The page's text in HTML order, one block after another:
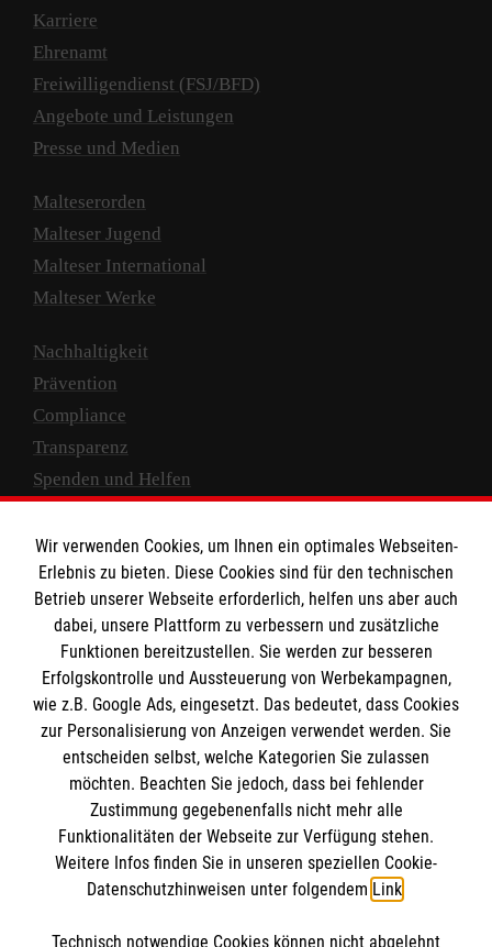
Karriere
Ehrenamt
Freiwilligendienst (FSJ/BFD)
Angebote und Leistungen
Presse und Medien
Malteserorden
Malteser Jugend
Malteser International
Malteser Werke
Nachhaltigkeit
Prävention
Compliance
Transparenz
Spenden und Helfen
Empfänger: Malteser Hilfsdienst e.V.
IBAN: DE10 3706 0120 1201 2000 12
BIC: GENODED 1PA7
Newsletter abonnieren
Wir verwenden Cookies, um Ihnen ein optimales Webseiten-
Erlebnis zu bieten. Diese Cookies sind für den technischen
Betrieb unserer Webseite erforderlich, helfen uns aber auch
dabei, unsere Plattform zu verbessern und zusätzliche
Funktionen bereitzustellen. Sie werden zur besseren
Erfolgskontrolle und Aussteuerung von Werbekampagnen,
wie z.B. Google Ads, eingesetzt. Das bedeutet, dass Cookies
zur Personalisierung von Anzeigen verwendet werden. Sie
entscheiden selbst, welche Kategorien Sie zulassen
möchten. Beachten Sie jedoch, dass bei fehlender
Zustimmung gegebenenfalls nicht mehr alle
Funktionalitäten der Webseite zur Verfügung stehen.
Weitere Infos finden Sie in unseren speziellen Cookie-
Datenschutzhinweisen unter folgendem Link.
Technisch notwendige Cookies können nicht abgelehnt